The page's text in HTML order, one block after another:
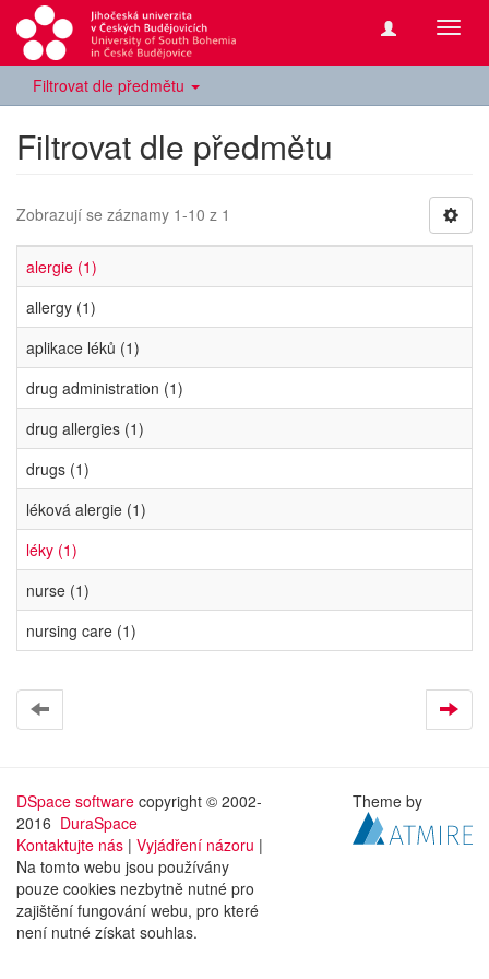
Filtrovat dle předmětu
Filtrovat dle předmětu
Zobrazují se záznamy 1-10 z 1
alergie (1)
allergy (1)
aplikace léků (1)
drug administration (1)
drug allergies (1)
drugs (1)
léková alergie (1)
léky (1)
nurse (1)
nursing care (1)
DSpace software copyright © 2002-
2016 DuraSpace
Kontaktujte nás | Vyjádření názoru |
Na tomto webu jsou používány
pouze cookies nezbytně nutné pro
zajištění fungování webu, pro které
není nutné získat souhlas.
Theme by